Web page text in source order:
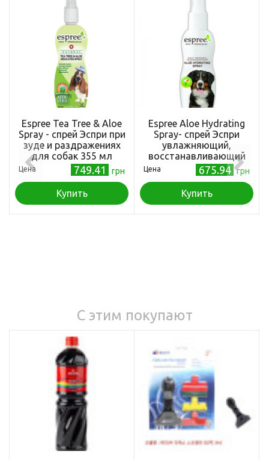
Espree Tea Tree & Aloe
Spray - спрей Эспри при
зуде и раздражениях
для собак 355 мл
(e01075)
Цена 749.41 грн
Купить
Espree Aloe Hydrating
Spray- cпрей Эспри
увлажняющий,
восстанавливающий
355 мл (e00044)
Цена 675.94 грн
Купить
С этим покупают